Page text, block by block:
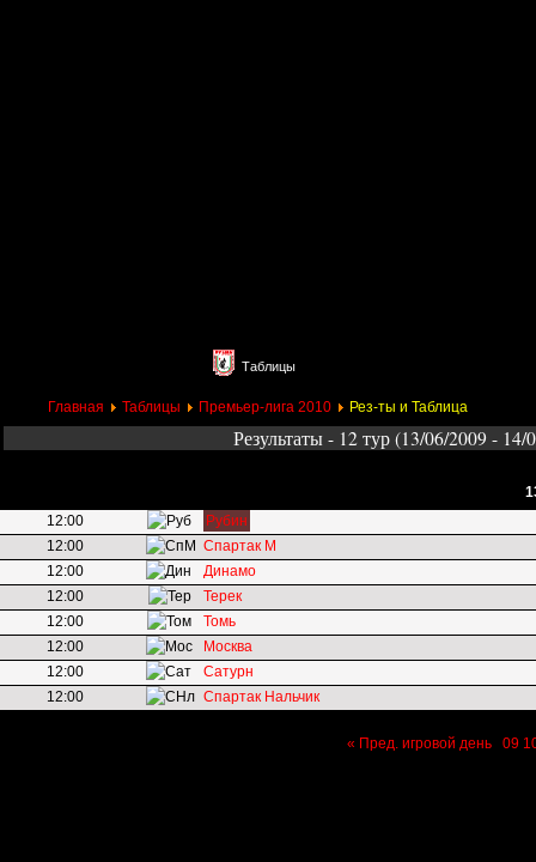
Таблицы
Главная Таблицы Премьер-лига 2010 Рез-ты и Таблица
Результаты - 12 тур (13/06/2009 - 14/
12:00
Рубин
12:00
Спартак М
12:00
Динамо
12:00
Терек
12:00
Томь
12:00
Москва
12:00
Сатурн
12:00
Спартак Нальчик
« Пред. игровой день 09